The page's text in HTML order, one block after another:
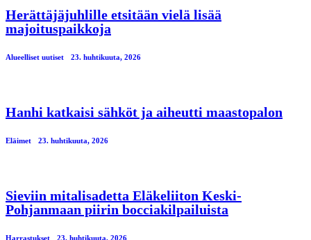
Herättäjäjuhlille etsitään vielä lisää
majoituspaikkoja
Alueelliset uutiset 23. huhtikuuta, 2026
Hanhi katkaisi sähköt ja aiheutti maastopalon
Eläimet 23. huhtikuuta, 2026
Sieviin mitalisadetta Eläkeliiton Keski-
Pohjanmaan piirin bocciakilpailuista
Harrastukset 23. huhtikuuta, 2026